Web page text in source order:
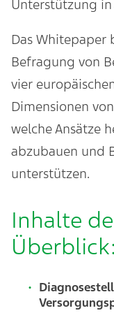
Unterstützung in
Das
Befragung von
vier
Dimensionen
welche Ansätze
abzubauen und
unterstützen.
Inhalte
Überblick: